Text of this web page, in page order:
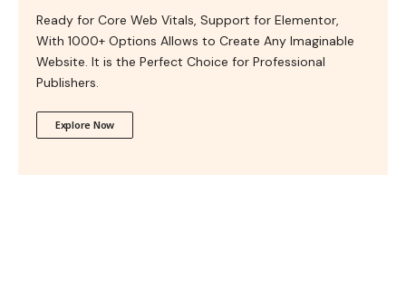
Ready for Core Web Vitals, Support for Elementor,
With 1000+ Options Allows to Create Any Imaginable
Website. It is the Perfect Choice for Professional
Publishers.
Explore Now